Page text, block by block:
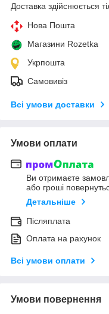
Доставка здійснюється
Нова Пошта
Магазини Rozetka
Укрпошта
Самовивіз
Всі умови доставки
Умови оплати
Ви отримаєте
або гроші
Детальніше
Післяплата
Оплата на рахунок
Всі умови оплати
Умови повернення